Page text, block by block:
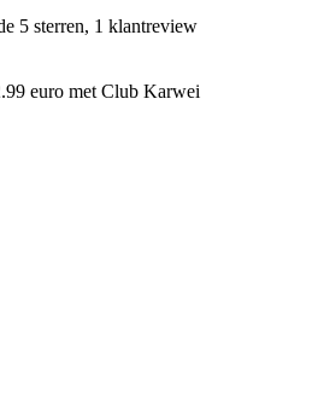
5 sterren, 1 klantreview
euro met Club Karwei